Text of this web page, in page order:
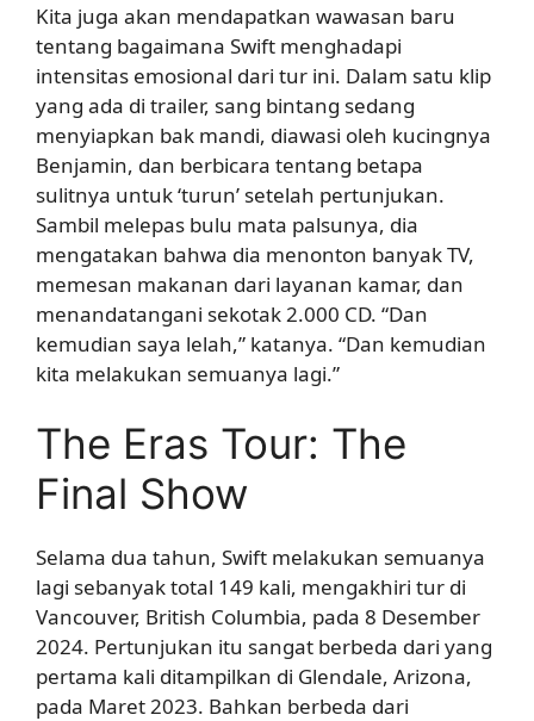
Kita juga akan mendapatkan wawasan baru
tentang bagaimana Swift menghadapi
intensitas emosional dari tur ini. Dalam satu klip
yang ada di trailer, sang bintang sedang
menyiapkan bak mandi, diawasi oleh kucingnya
Benjamin, dan berbicara tentang betapa
sulitnya untuk ‘turun’ setelah pertunjukan.
Sambil melepas bulu mata palsunya, dia
mengatakan bahwa dia menonton banyak TV,
memesan makanan dari layanan kamar, dan
menandatangani sekotak 2.000 CD. “Dan
kemudian saya lelah,” katanya. “Dan kemudian
kita melakukan semuanya lagi.”
The Eras Tour: The
Final Show
Selama dua tahun, Swift melakukan semuanya
lagi sebanyak total 149 kali, mengakhiri tur di
Vancouver, British Columbia, pada 8 Desember
2024. Pertunjukan itu sangat berbeda dari yang
pertama kali ditampilkan di Glendale, Arizona,
pada Maret 2023. Bahkan berbeda dari